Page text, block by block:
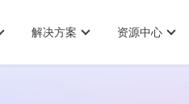
解决方案 资源中心